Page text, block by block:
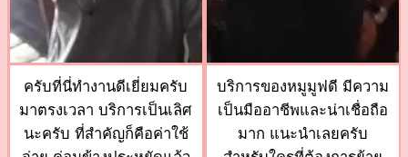
ครับที่นี่ทำงานดีเยี่ยมครับ
มาตรงเวลา บริการเป็นเลิศ
นะครับ ที่สำคัญก็คือค่าใช้
บริการของหมูมูฟดี มีความ
เป็นมืออาชีพและน่าเชื่อถือ
มาก แนะนำเลยครับ